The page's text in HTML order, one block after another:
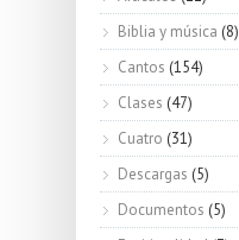
Biblia y música (8)
Cantos (154)
Clases (47)
Cuatro (31)
Descargas (5)
Documentos (5)